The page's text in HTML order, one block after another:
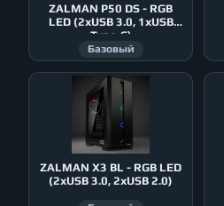
ZALMAN P50 DS - RGB
LED (2xUSB 3.0, 1xUSB
Type-C)
Базовый
ZALMAN X3 BL - RGB LED
(2xUSB 3.0, 2xUSB 2.0)